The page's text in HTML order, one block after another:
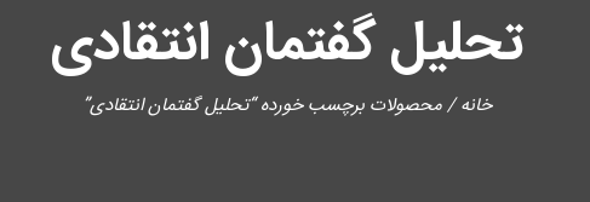
تحلیل گفتمان انتقادی
خانه/ محصولات برچسب خورده “تحلیل گفتمان انتقادی”